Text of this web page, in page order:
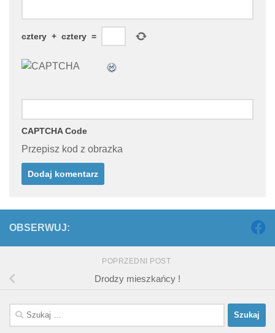
cztery + cztery =
CAPTCHA Code
Przepisz kod z obrazka
OBSERWUJ:
POPRZEDNI POST
Drodzy mieszkańcy !
Szukaj: